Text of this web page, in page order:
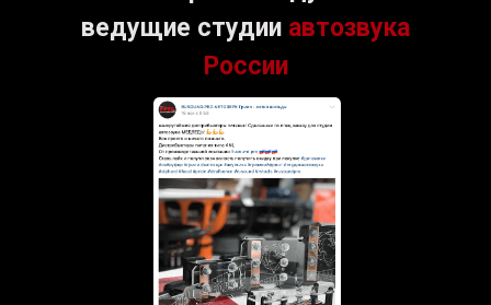
ведущие студии автозвука
России